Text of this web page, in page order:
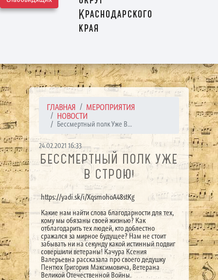
Краснодарского
края
ГЛАВНАЯ
МЕРОПРИЯТИЯ
НОВОСТИ
Бессмертный полк Уже В...
24.02.2021 16:33
БЕССМЕРТНЫЙ ПОЛК УЖЕ
В СТРОЮ!
https://yadi.sk/i/XqsmohoA48stKg
Какие нам найти слова благодарности для тех,
кому мы обязаны своей жизнью? Как
отблагодарить тех людей, кто доблестно
сражался за мирное будущее? Нам не стоит
забывать ни на секунду какой истинный подвиг
совершили ветераны! Качура Ксения
Валерьевна рассказала про своего дедушку
Пентюх Григория Максимовича, Ветерана
Великой Отечественной Войны.